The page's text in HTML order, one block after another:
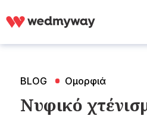
BLOG Ομορφιά
Νυφικό